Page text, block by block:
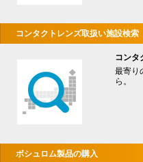
コンタクトレンズ取扱い施設検索
コンタ
最寄り
ら。
ボシュロム製品の購入